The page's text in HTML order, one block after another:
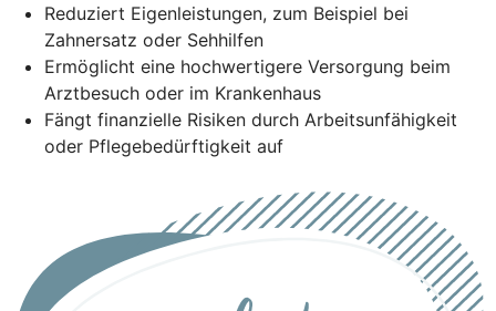
Reduziert Eigenleistungen, zum Beispiel bei
Zahnersatz oder Sehhilfen
Ermöglicht eine hochwertigere Versorgung beim
Arztbesuch oder im Krankenhaus
Fängt finanzielle Risiken durch Arbeitsunfähigkeit
oder Pflegebedürftigkeit auf